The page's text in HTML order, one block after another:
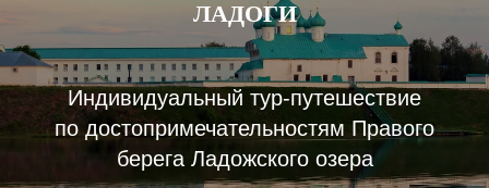
ЛАДОГИ
Индивидуальный тур-путешествие
по достопримечательностям Правого
берега Ладожского озера